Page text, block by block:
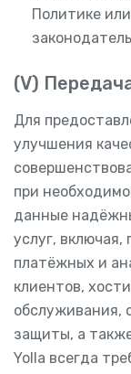
Политике
(V)
Для
улучшения
при
данные
услуг, включая,
платёжных и
клиентов,
обслуживания,
защиты, а
Yolla всегда